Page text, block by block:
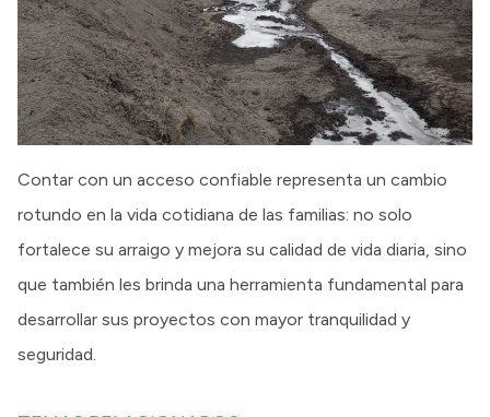
Contar con un acceso confiable representa un cambio
rotundo en la vida cotidiana de las familias: no solo
fortalece su arraigo y mejora su calidad de vida diaria, sino
que también les brinda una herramienta fundamental para
desarrollar sus proyectos con mayor tranquilidad y
seguridad.